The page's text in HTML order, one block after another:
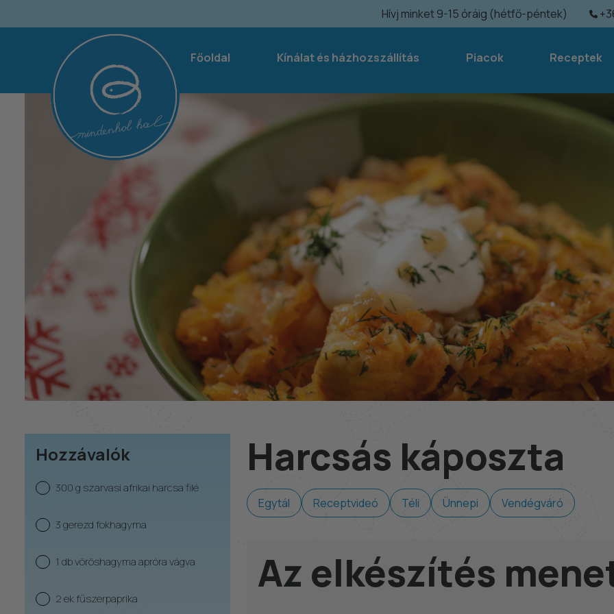
Hívj minket 9-15 óráig (hétfő-péntek)
Főoldal Kínálat és házhozszállítás Piacok Receptek
Hozzávalók
300 g szarvasi afrikai harcsa filé
3 gerezd fokhagyma
1 db vöröshagyma apróra vágva
2 ek fűszerpaprika
Harcsás káposzta
Egytál Receptvideó Téli Ünnepi Vendégváró
Az elkészítés